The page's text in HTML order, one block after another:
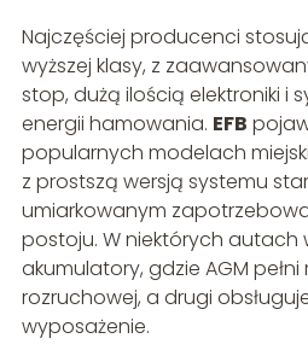
Najczęściej producenci
wyższej klasy, z
stop, dużą ilością elektroniki i
energii hamowania. EFB
popularnych modelach
z prostszą wersją systemu
umiarkowanym
postoju. W niektórych
akumulatory, gdzie AGM
rozruchowej, a drugi
wyposażenie.